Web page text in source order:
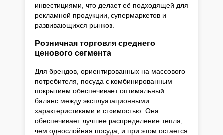
инвестициями, что делает её подходящей для
рекламной продукции, супермаркетов и
развивающихся рынков.
Розничная торговля среднего
ценового сегмента
Для брендов, ориентированных на массового
потребителя, посуда с комбинированным
покрытием обеспечивает оптимальный
баланс между эксплуатационными
характеристиками и стоимостью. Она
обеспечивает лучшее распределение тепла,
чем однослойная посуда, и при этом остается